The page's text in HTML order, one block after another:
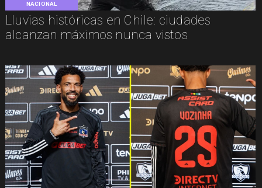
NACIONAL
Lluvias históricas en Chile: ciudades
alcanzan máximos nunca vistos